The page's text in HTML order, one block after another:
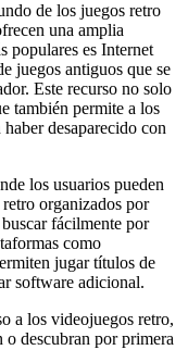
de los juegos retro
una amplia
populares es Internet
juegos antiguos que se
Este recurso no solo
también permite a los
desaparecido con
los usuarios pueden
organizados por
fácilmente por
como
jugar títulos de
software adicional.
a los videojuegos retro,
o descubran por primera